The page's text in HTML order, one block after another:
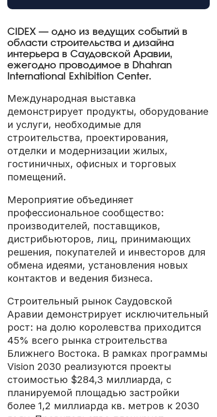
CIDEX — одно из ведущих событий в
области строительства и дизайна
интерьера в Саудовской Аравии,
ежегодно проводимое в Dhahran
International Exhibition Center.
Международная выставка
демонстрирует продукты, оборудование
и услуги, необходимые для
строительства, проектирования,
отделки и модернизации жилых,
гостиничных, офисных и торговых
помещений.
Мероприятие объединяет
профессиональное сообщество:
производителей, поставщиков,
дистрибьюторов, лиц, принимающих
решения, покупателей и инвесторов для
обмена идеями, установления новых
контактов и ведения бизнеса.
Строительный рынок Саудовской
Аравии демонстрирует исключительный
рост: на долю королевства приходится
45% всего рынка строительства
Ближнего Востока. В рамках программы
Vision 2030 реализуются проекты
стоимостью $284,3 миллиарда, с
планируемой площадью застройки
более 1,2 миллиарда кв. метров к 2030